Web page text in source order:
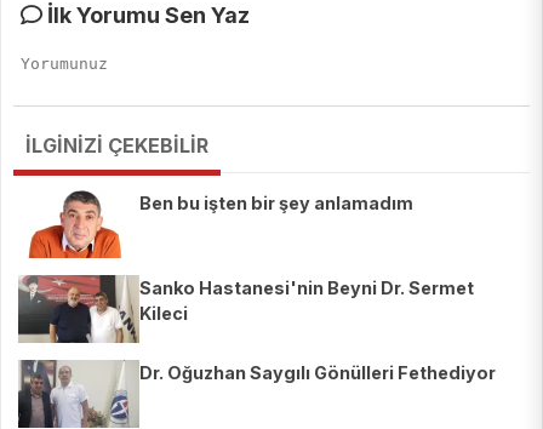
İlk Yorumu Sen Yaz
İLGİNİZİ ÇEKEBİLİR
Ben bu işten bir şey anlamadım
Sanko Hastanesi'nin Beyni Dr. Sermet
Kileci
Dr. Oğuzhan Saygılı Gönülleri Fethediyor